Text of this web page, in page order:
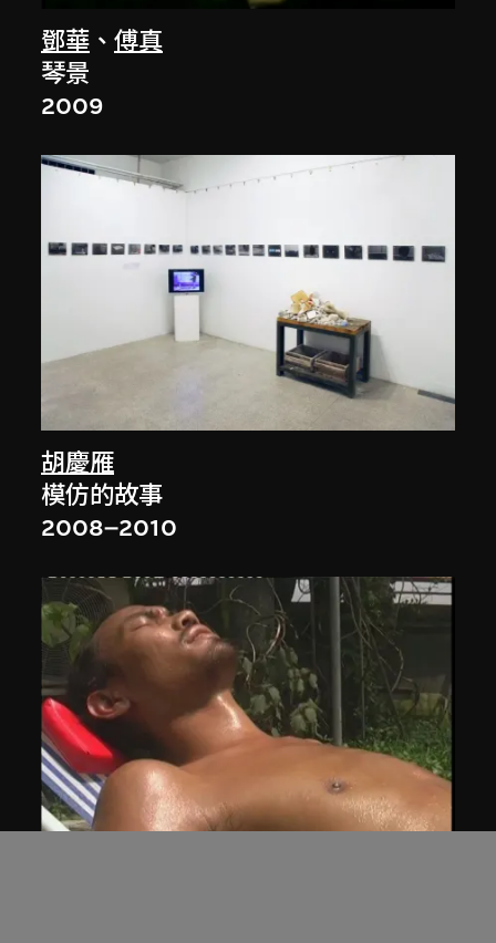
鄧華 、傅真
琴景
2009
胡慶雁
模仿的故事
2008–2010